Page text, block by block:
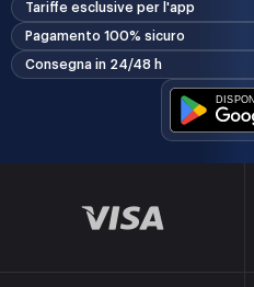
Tariffe esclusive per l'app
Pagamento 100% sicuro
Consegna in 24/48 h